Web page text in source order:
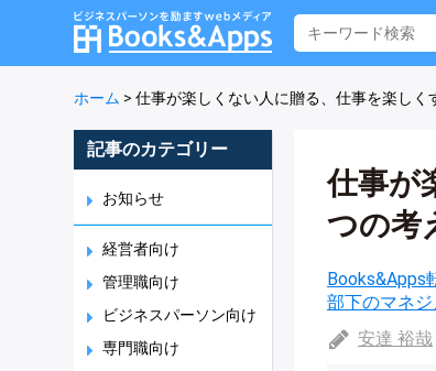
ホーム > 仕事が楽しくない人に贈る、仕事を楽しく
記事のカテゴリー
お知らせ
経営者向け
管理職向け
ビジネスパーソン向け
専門職向け
仕事が
つの考
Books&Apps
部下のマネジ
安達 裕哉